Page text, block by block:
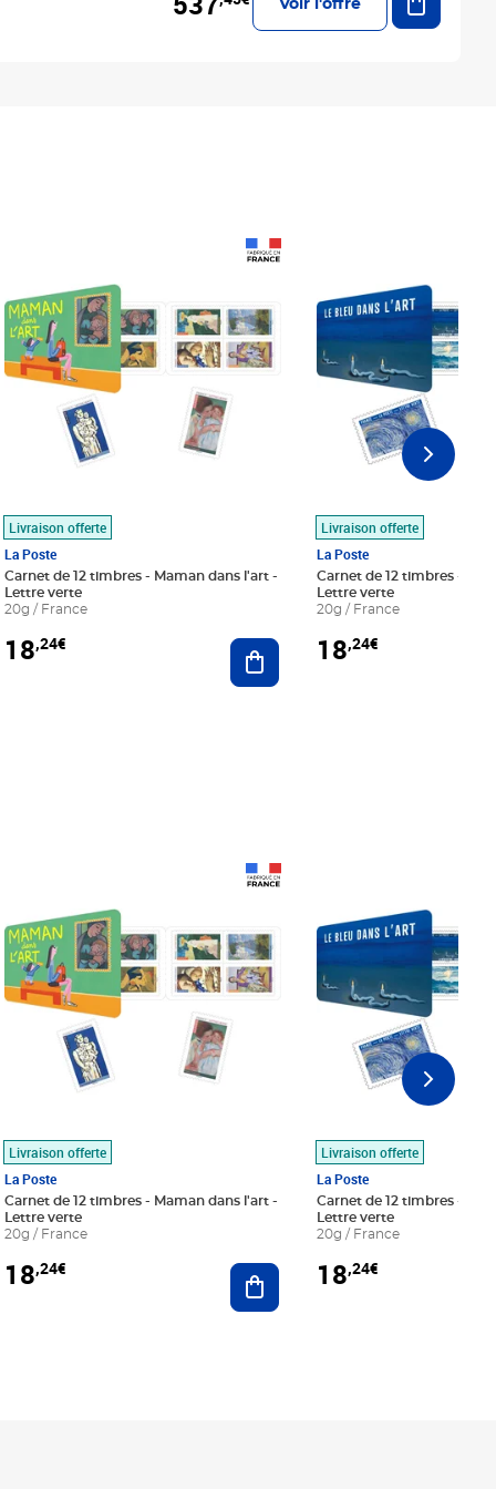
Voir l'offre
au panier
Livraison offerte
La Poste
Carnet de 12 timbres - Maman dans l'art -
Lettre verte
20g / France
18,24€ Ajouter au panier
Livraison offerte
La Poste
Carnet de 12 timbres - Le
Lettre verte
20g / France
18,24€
au panier
Livraison offerte
La Poste
Carnet de 12 timbres - Maman dans l'art -
Lettre verte
20g / France
18,24€ Ajouter au panier
Livraison offerte
La Poste
Carnet de 12 timbres - Le
Lettre verte
20g / France
18,24€